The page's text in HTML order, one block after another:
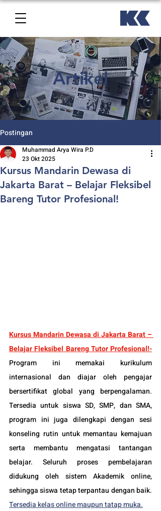
Artikel
Postingan
Kursus Mandarin Dewasa di
Jakarta Barat – Belajar Fleksibel
Bareng Tutor Profesional!
Muhammad Arya Wira P.D
23 Okt 2025
Kursus Mandarin Dewasa di Jakarta Barat –
Belajar Fleksibel Bareng Tutor Profesional!-
Program ini memakai kurikulum
internasional dan diajar oleh pengajar
bersertifikat global yang berpengalaman.
Tersedia untuk siswa SD, SMP, dan SMA,
program ini juga dilengkapi dengan sesi
konseling rutin untuk memantau kemajuan
serta membantu mengatasi tantangan
belajar. Seluruh proses pembelajaran
didukung oleh sistem Akademik online,
Tersedia kelas online maupun tatap muka.